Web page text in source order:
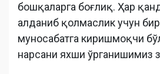
бошқаларга боғлиқ. Ҳар
алданиб қолмаслик учун
муносабатга киришмоқчи
нарсани яхши ўрганишимиз